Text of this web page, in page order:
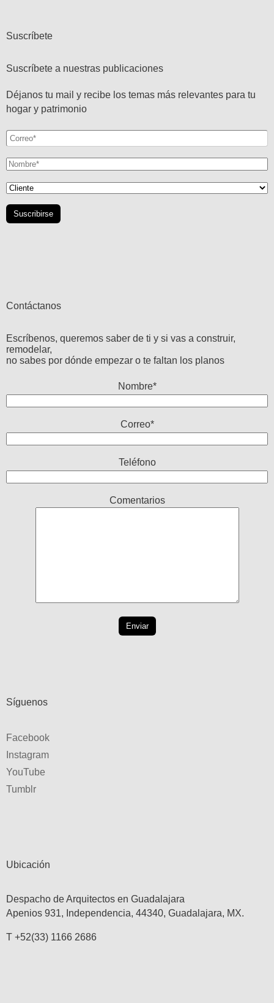
Suscríbete
Suscríbete a nuestras publicaciones
Déjanos tu mail y recibe los temas más relevantes para tu
hogar y patrimonio
Contáctanos
Escríbenos, queremos saber de ti y si vas a construir,
remodelar,
no sabes por dónde empezar o te faltan los planos
Nombre*
Correo*
Teléfono
Comentarios
Síguenos
Facebook
Instagram
YouTube
Tumblr
Ubicación
Despacho de Arquitectos en Guadalajara
Apenios 931, Independencia, 44340, Guadalajara, MX.
T +52(33) 1166 2686